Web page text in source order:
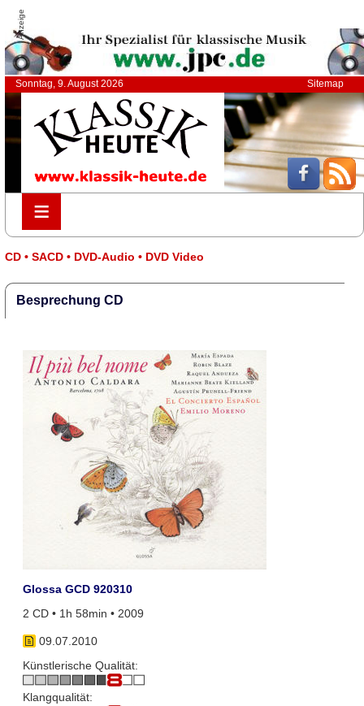
Anzeige
Sonntag, 9. August 2026 Sitemap
≡
≡
CD • SACD • DVD-Audio • DVD Video
Besprechung CD
Glossa GCD 920310
2 CD • 1h 58min • 2009
09.07.2010
Künstlerische Qualität:
Klangqualität: